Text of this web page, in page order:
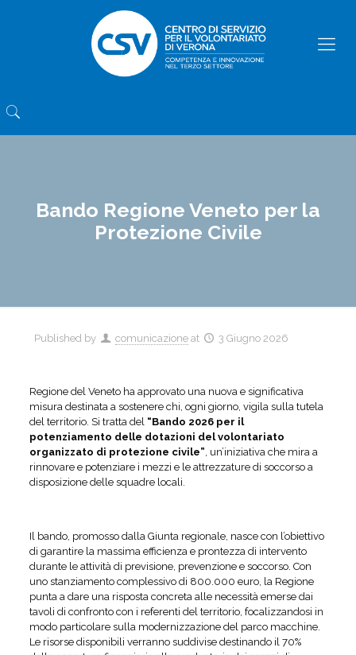
Bando Regione Veneto per la
Protezione Civile
Published by comunicazione at 3 Giugno 2026
Regione del Veneto ha approvato una nuova e significativa
misura destinata a sostenere chi, ogni giorno, vigila sulla tutela
del territorio. Si tratta del “Bando 2026 per il
potenziamento delle dotazioni del volontariato
organizzato di protezione civile”, un’iniziativa che mira a
rinnovare e potenziare i mezzi e le attrezzature di soccorso a
disposizione delle squadre locali.
Il bando, promosso dalla Giunta regionale, nasce con l’obiettivo
di garantire la massima efficienza e prontezza di intervento
durante le attività di previsione, prevenzione e soccorso. Con
uno stanziamento complessivo di 800.000 euro, la Regione
punta a dare una risposta concreta alle necessità emerse dai
tavoli di confronto con i referenti del territorio, focalizzandosi in
modo particolare sulla modernizzazione del parco macchine.
Le risorse disponibili verranno suddivise destinando il 70%